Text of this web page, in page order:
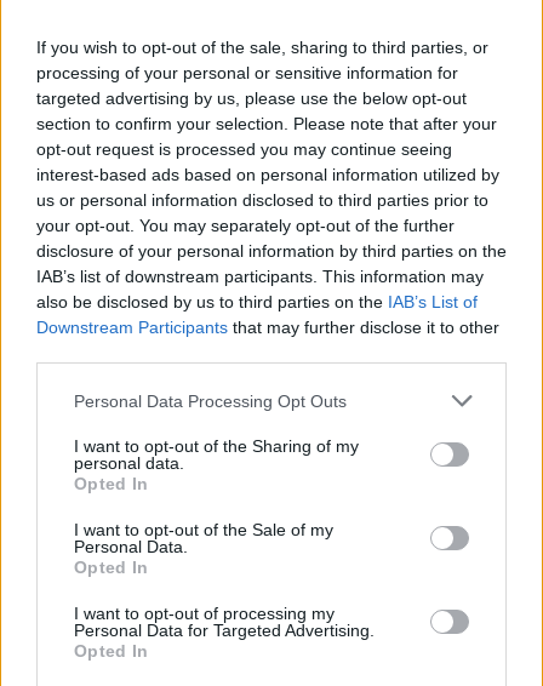
If you wish to opt-out of the sale, sharing to third parties, or
processing of your personal or sensitive information for
targeted advertising by us, please use the below opt-out
section to confirm your selection. Please note that after your
opt-out request is processed you may continue seeing
interest-based ads based on personal information utilized by
us or personal information disclosed to third parties prior to
your opt-out. You may separately opt-out of the further
disclosure of your personal information by third parties on the
IAB’s list of downstream participants. This information may
also be disclosed by us to third parties on the IAB’s List of
Downstream Participants that may further disclose it to other
Please note that this website/app uses one or more Google
not limited to your visit or usage behaviour. You may click to
grant or deny consent to Google and its third-party tags to
use your data for below specified purposes in below Google
consent section.
Personal Data Processing Opt Outs
I want to opt-out of the Sharing of my
personal data.
Opted In
I want to opt-out of the Sale of my
Personal Data.
Opted In
I want to opt-out of processing my
Personal Data for Targeted Advertising.
Opted In
Mi lett Alain Delon vagyonával? Adóhatósági
csavar a sztoriban
HÍREK 2026. júl. 19.
FRISS HÍREK
Elszálltak a munkaerőköltségek: az osztrák
HÍREK 5 perce